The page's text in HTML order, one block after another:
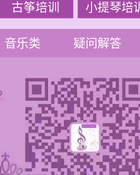
古筝培训 小提琴培训
音乐类 疑问解答